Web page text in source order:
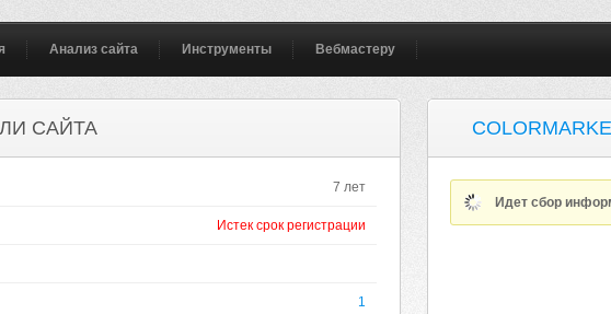
Анализ сайта Инструменты Вебмастеру
САЙТА
7 лет
Истек срок регистрации
1
Идет сбор